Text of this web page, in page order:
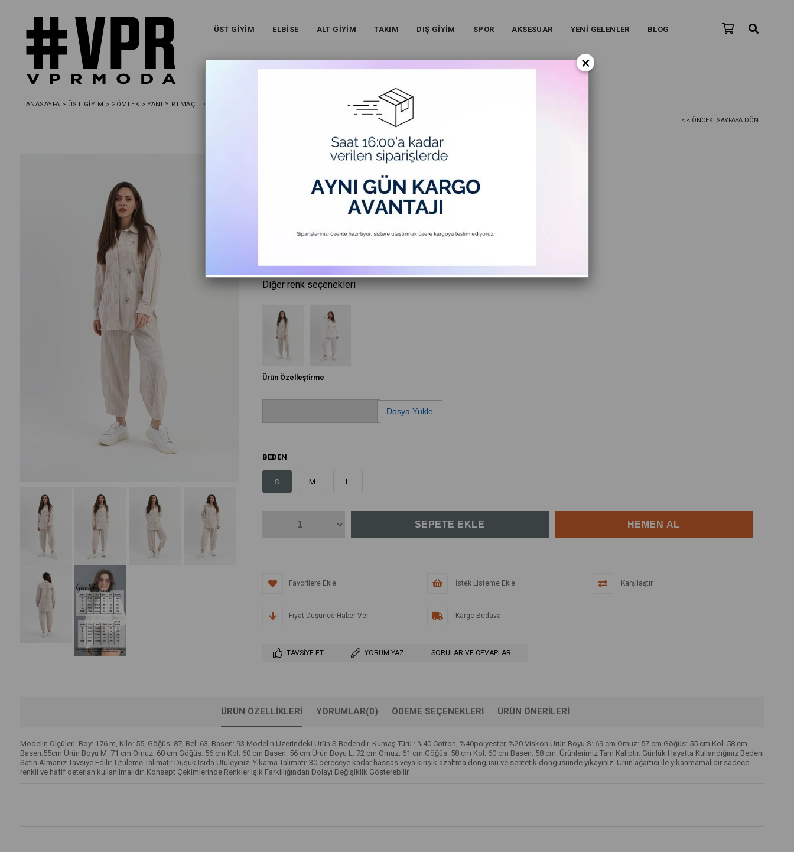
ÜST GİYİM ELBİSE ALT GİYİM TAKIM DIŞ GİYİM SPOR AKSESUAR YENİ GELENLER BLOG
ANASAYFA > ÜST GIYIM > GÖMLEK > YANI YIRTMAÇLI KRINKIL KUMAŞ GÖZ NAKIŞLI KETEN GÖMLEK - BEJ
< < ÖNCEKI SAYFAYA DÖN
Yanı Yırtmaçlı Krinkıl Kumaş Göz Nakışlı Keten Gömlek - Bej
(20241657)
Kadın - Yanı Yırtmaçlı Krinkıl Kumaş Göz Nakışlı Keten Gömlek - Bej
Diğer renk seçenekleri
Ürün Özelleştirme
Dosya Yükle
BEDEN
S M L
Favorilere Ekle İstek Listeme Ekle Karşılaştır
Fiyat Düşünce Haber Ver Kargo Bedava
TAVSIYE ET YORUM YAZ SORULAR VE CEVAPLAR
ÜRÜN ÖZELLIKLERI YORUMLAR(0) ÖDEME SEÇENEKLERI ÜRÜN ÖNERILERI
Modelin Ölçüleri: Boy: 176 m, Kilo: 55, Göğüs: 87, Bel: 63, Basen: 93 Modelin Üzerindeki Ürün S Bedendir. Kumaş Türü : %40 Cotton, %40polyester, %20 Viskon Ürün Boyu S: 69 cm Omuz: 57 cm Göğüs: 55 cm Kol: 58 cm
Basen:55cm Ürün Boyu M: 71 cm Omuz: 60 cm Göğüs: 56 cm Kol: 60 cm Basen: 56 cm Ürün Boyu L: 72 cm Omuz: 61 cm Göğüs: 58 cm Kol: 60 cm Basen: 58 cm. Ürünlerimiz Tam Kalıptır. Günlük Hayatta Kullandığınız Bedeni
Satın Almanız Tavsiye Edilir. Ütüleme Talimatı: Düşük Isıda Ütüleyiniz. Yıkama Talimatı: 30 dereceye kadar hassas veya kırışık azaltma döngüsü ve sentetik döngüsünde yıkayınız. Ürün ağartıcı ile yıkanmamalıdır sadece
renkli ve hafif deterjan kullanılmalıdır. Konsept Çekimlerinde Renkler Işık Farklılığından Dolayı Değişiklik Gösterebilir.
×